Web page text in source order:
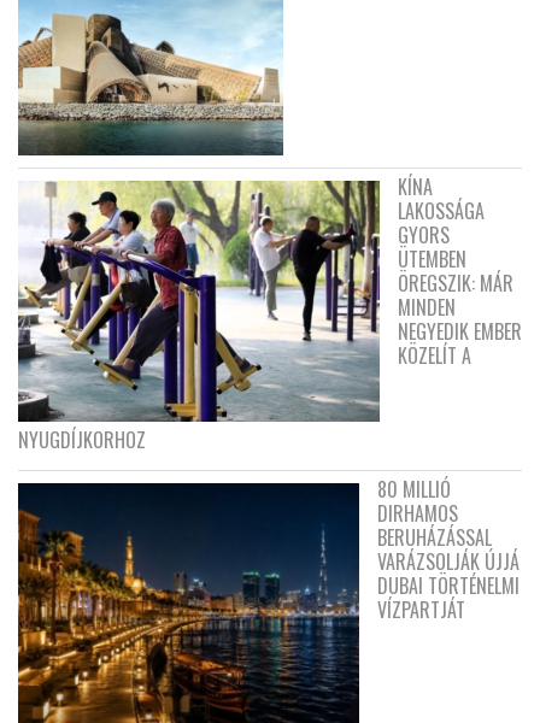
KÍNA
LAKOSSÁGA
GYORS
ÜTEMBEN
ÖREGSZIK: MÁR
MINDEN
NEGYEDIK EMBER
KÖZELÍT A
NYUGDÍJKORHOZ
80 MILLIÓ
DIRHAMOS
BERUHÁZÁSSAL
VARÁZSOLJÁK ÚJJÁ
DUBAI TÖRTÉNELMI
VÍZPARTJÁT